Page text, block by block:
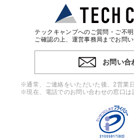
・個人(法人の場合は担当者)を識別で
計情報の作成および利用
※上記の利用目的に基づいた本人への
4. 個人情報の第三者提供
ンをとるために、氏名等の一部の情報
チャットツールで発信することにより
者等に提供することがあります。
テックキャンプへのご質問・ご不
ご確認の上、運営事務局までお問い
お問い合
※通常、ご連絡をいただいた後、2営業
※現在、電話でのお問い合わせの窓口は